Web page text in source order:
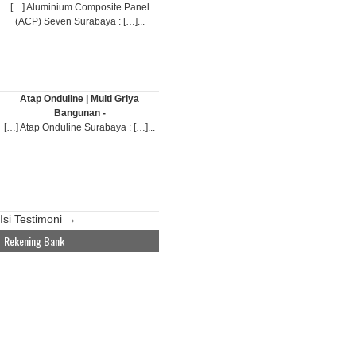
[…] Aluminium Composite Panel
(ACP) Seven Surabaya : […]...
Atap Onduline | Multi Griya
Bangunan -
[…] Atap Onduline Surabaya : […]...
Isi Testimoni →
Rekening Bank